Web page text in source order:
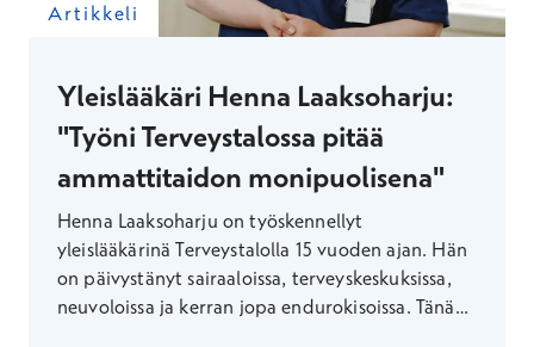
Artikkeli
Yleislääkäri Henna Laaksoharju:
"Työni Terveystalossa pitää
ammattitaidon monipuolisena"
Henna Laaksoharju on työskennellyt
yleislääkärinä Terveystalolla 15 vuoden ajan. Hän
on päivystänyt sairaaloissa, terveyskeskuksissa,
neuvoloissa ja kerran jopa endurokisoissa. Tänä